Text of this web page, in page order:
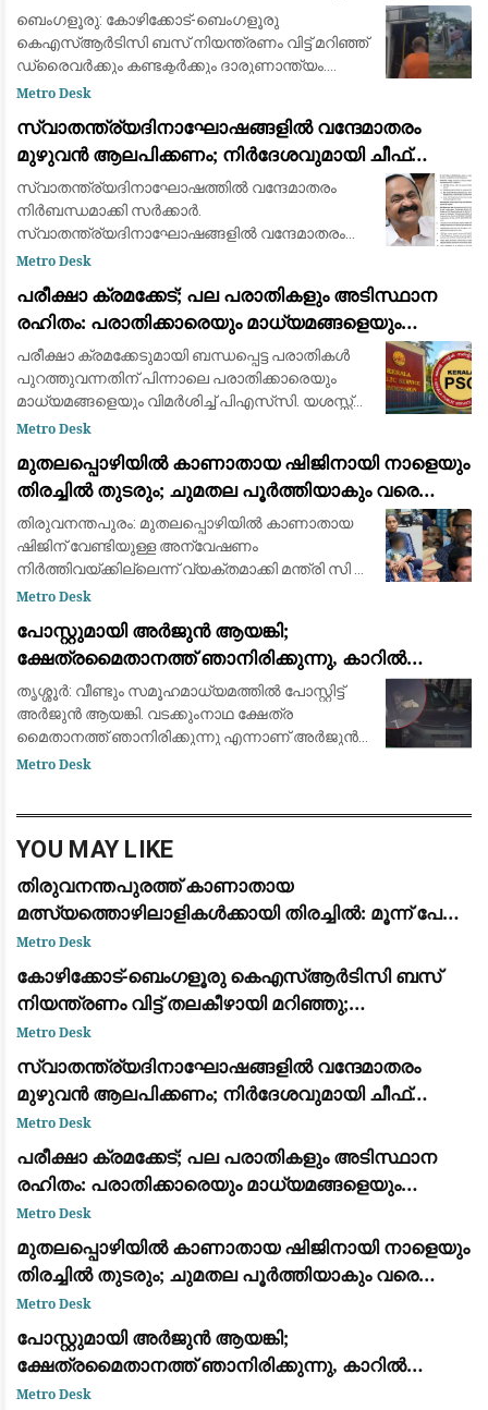
ഡ്രെെവർക്കും കണ്ടക്ടർക്കും ദാരുണാന്ത്യം
ബെംഗളൂരു: കോഴിക്കോട്-ബെംഗളൂരു
കെഎസ്ആര്‍ടിസി ബസ് നിയന്ത്രണം വിട്ട് മറിഞ്ഞ്
ഡ്രൈവര്‍ക്കും കണ്ടക്ടര്‍ക്കും ദാരുണാന്ത്യം.
ബെംഗളൂരു രാമനഗര ബിഡതിയില്‍ രാവിലെ
സൂചന
Metro Desk
സ്വാതന്ത്ര്യദിനാഘോഷങ്ങളിൽ വന്ദേമാതരം
മുഴുവൻ ആലപിക്കണം; നിർദേശവുമായി ചീഫ്
സെക്രട്ടറി
സ്വാതന്ത്ര്യദിനാഘോഷത്തിൽ വന്ദേമാതരം
നിർബന്ധമാക്കി സർക്കാർ.
സ്വാതന്ത്ര്യദിനാഘോഷങ്ങളിൽ വന്ദേമാതരം
മുഴുവനായും ആലപിക്കണമെന്നാണ് ചീഫ്
നിർബന്ധമാക്കാനുള്ള കേന്ദ്ര തീരുമാ
Metro Desk
പരീക്ഷാ ക്രമക്കേട്; പല പരാതികളും അടിസ്ഥാന
രഹിതം: പരാതിക്കാരെയും മാധ്യമങ്ങളെയും
വിമര്‍ശിച്ച് പിഎസ്‌സി
പരീക്ഷാ ക്രമക്കേടുമായി ബന്ധപ്പെട്ട പരാതികള്‍
പുറത്തുവന്നതിന് പിന്നാലെ പരാതിക്കാരെയും
മാധ്യമങ്ങളെയും വിമര്‍ശിച്ച് പിഎസ്‌സി. യശസ്സ്
കളങ്കപ്പെടുത്താന്‍ ബോധപൂര്‍വ്വം
Metro Desk
മുതലപ്പൊഴിയിൽ കാണാതായ ഷിജിനായി നാളെയും
തിരച്ചിൽ തുടരും; ചുമതല പൂർത്തിയാകും വരെ
തീരത്തുണ്ടാകുമെന്ന് മന്ത്രി സി.പി. ജോൺ
തിരുവനന്തപുരം: മുതലപ്പൊഴിയില്‍ കാണാതായ
ഷിജിന് വേണ്ടിയുള്ള അന്വേഷണം
നിര്‍ത്തിവയ്ക്കില്ലെന്ന് വ്യക്തമാക്കി മന്ത്രി സി പി
ജോണ്‍. ഇത് സംബന്ധിച്ച വിവരങ്ങള്‍ കുടുംബത്തെ
Metro Desk
പോസ്റ്റുമായി അർജുൻ ആയങ്കി;
ക്ഷേത്രമൈതാനത്ത് ഞാനിരിക്കുന്നു, കാറിൽ
പാലിയേക്കര ടോൾ പ്ലാസ കടക്കുന്ന ദൃശ്യം
പുറത്ത്: സഹോദരനും ഭാര്യയും കസ്റ്റഡിയിൽ
തൃശ്ശൂർ: വീണ്ടും സമൂഹമാധ്യമത്തിൽ പോസ്റ്റിട്ട്
അർജുൻ ആയങ്കി. വടക്കുംനാഥ ക്ഷേത്ര
മൈതാനത്ത് ഞാനിരിക്കുന്നു എന്നാണ് അർജുൻ
ആയങ്കി സമൂഹമാധ്യമത്തിൽ പോസ്റ്റ്
Metro Desk
YOU MAY LIKE
തിരുവനന്തപുരത്ത് കാണാതായ
മത്സ്യത്തൊഴിലാളികൾക്കായി തിരച്ചിൽ: മൂന്ന് പേരെ
കാണാതായിട്ട് ഇന്ന് 9 ദിവസം
Metro Desk
കോഴിക്കോട്-ബെംഗളൂരു കെഎസ്ആർടിസി ബസ്
നിയന്ത്രണം വിട്ട് തലകീഴായി മറിഞ്ഞു;
ഡ്രെെവർക്കും കണ്ടക്ടർക്കും ദാരുണാന്ത്യം
Metro Desk
സ്വാതന്ത്ര്യദിനാഘോഷങ്ങളിൽ വന്ദേമാതരം
മുഴുവൻ ആലപിക്കണം; നിർദേശവുമായി ചീഫ്
സെക്രട്ടറി
Metro Desk
പരീക്ഷാ ക്രമക്കേട്; പല പരാതികളും അടിസ്ഥാന
രഹിതം: പരാതിക്കാരെയും മാധ്യമങ്ങളെയും
വിമര്‍ശിച്ച് പിഎസ്‌സി
Metro Desk
മുതലപ്പൊഴിയിൽ കാണാതായ ഷിജിനായി നാളെയും
തിരച്ചിൽ തുടരും; ചുമതല പൂർത്തിയാകും വരെ
തീരത്തുണ്ടാകുമെന്ന് മന്ത്രി സി.പി. ജോൺ
Metro Desk
പോസ്റ്റുമായി അർജുൻ ആയങ്കി;
ക്ഷേത്രമൈതാനത്ത് ഞാനിരിക്കുന്നു, കാറിൽ
പാലിയേക്കര ടോൾ പ്ലാസ കടക്കുന്ന ദൃശ്യം
Metro Desk